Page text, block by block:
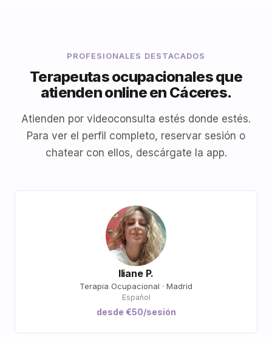
PROFESIONALES DESTACADOS
Terapeutas ocupacionales que
atienden online en Cáceres.
Atienden por videoconsulta estés donde estés.
Para ver el perfil completo, reservar sesión o
chatear con ellos, descárgate la app.
Iliane P.
Terapia Ocupacional · Madrid
Español
desde €50/sesión